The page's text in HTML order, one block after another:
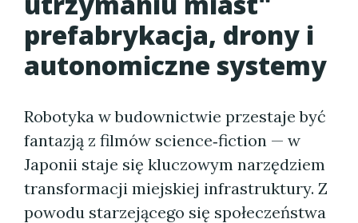
prefabrykacja, drony i
autonomiczne systemy
Robotyka w budownictwie przestaje być
fantazją z filmów science‑fiction — w
Japonii staje się kluczowym narzędziem
transformacji miejskiej infrastruktury. Z
powodu starzejącego się społeczeństwa